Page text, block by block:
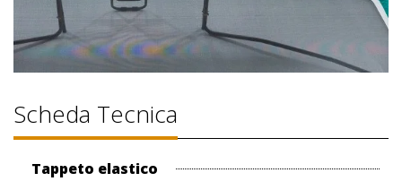
Scheda Tecnica
Tappeto elastico